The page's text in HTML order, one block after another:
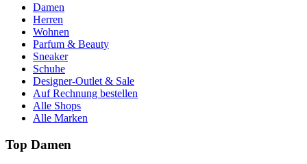
Damen
Herren
Wohnen
Parfum & Beauty
Sneaker
Schuhe
Designer-Outlet & Sale
Auf Rechnung bestellen
Alle Shops
Alle Marken
Top Damen